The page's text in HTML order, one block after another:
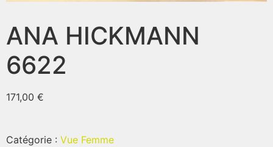
ANA HICKMANN
6622
171,00 €
Catégorie : Vue Femme